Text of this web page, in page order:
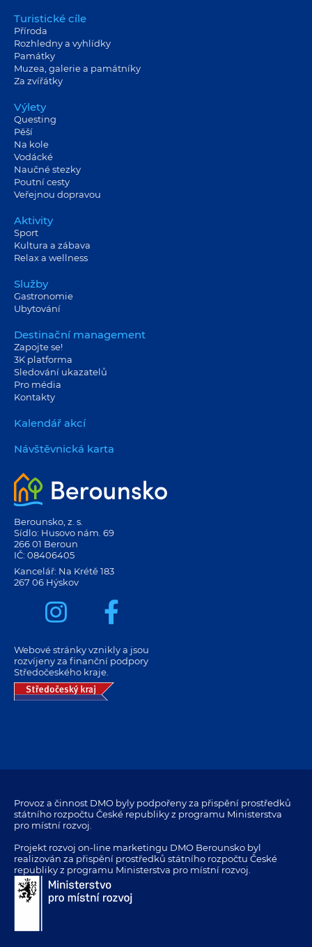
Turistické cíle
Příroda
Rozhledny a vyhlídky
Památky
Muzea, galerie a památníky
Za zvířátky
Výlety
Questing
Pěší
Na kole
Vodácké
Naučné stezky
Poutní cesty
Veřejnou dopravou
Aktivity
Sport
Kultura a zábava
Relax a wellness
Služby
Gastronomie
Ubytování
Destinační management
Zapojte se!
3K platforma
Sledování ukazatelů
Pro média
Kontakty
Kalendář akcí
Návštěvnická karta
Berounsko, z. s.
Sídlo: Husovo nám. 69
266 01 Beroun
IČ: 08406405
Kancelář: Na Krétě 183
267 06 Hýskov
Webové stránky vznikly a jsou
rozvíjeny za finanční podpory
Středočeského kraje.
Provoz a činnost DMO byly podpořeny za přispění prostředků
státního rozpočtu České republiky z programu Ministerstva
pro místní rozvoj.
Projekt rozvoj on-line marketingu DMO Berounsko byl
realizován za přispění prostředků státního rozpočtu České
republiky z programu Ministerstva pro místní rozvoj.